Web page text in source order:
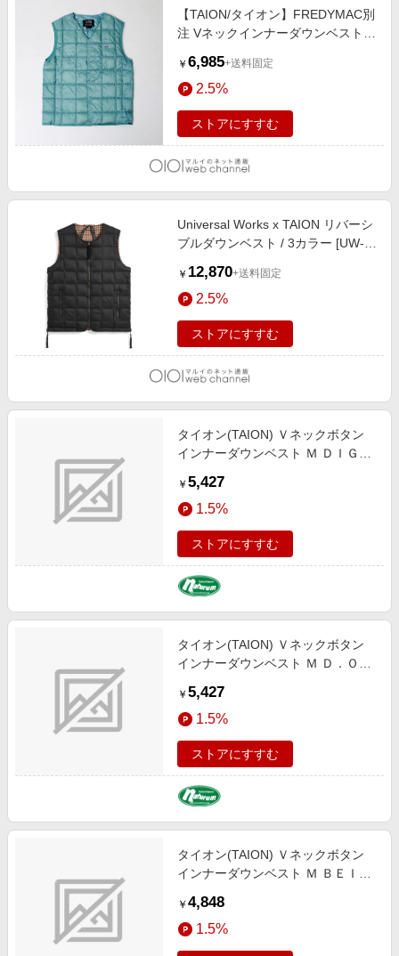
【TAION/タイオン】FREDYMAC別
注 Vネックインナーダウンベスト
￥ 6,985+送料固定
2.5%
ストアにすすむ
Universal Works x TAION リバーシ
ブルダウンベスト / 3カラー [UW-
￥ 12,870+送料固定
2.5%
ストアにすすむ
タイオン(TAION) Ｖネックボタン
インナーダウンベスト Ｍ ＤＩＧＩ
￥ 5,427
1.5%
ストアにすすむ
タイオン(TAION) Ｖネックボタン
インナーダウンベスト Ｍ Ｄ．ＯＬ
￥ 5,427
1.5%
ストアにすすむ
タイオン(TAION) Ｖネックボタン
インナーダウンベスト Ｍ ＢＥＩＧ
￥ 4,848
1.5%